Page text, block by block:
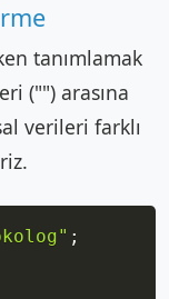
tanımlamak
("") arasına
verileri farklı
;